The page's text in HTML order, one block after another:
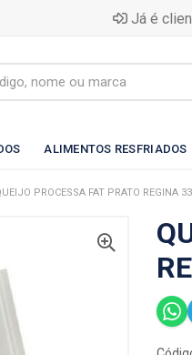
Já é
ALIMENTOS RESFRIADOS
PROCESSA FAT PRATO REGINA